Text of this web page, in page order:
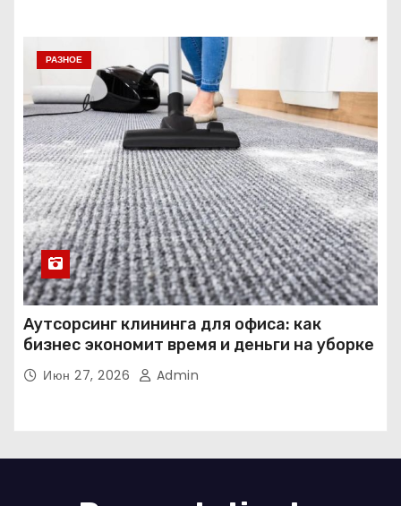
РАЗНОЕ
Аутсорсинг клининга для офиса: как
бизнес экономит время и деньги на уборке
Июн 27, 2026 Admin